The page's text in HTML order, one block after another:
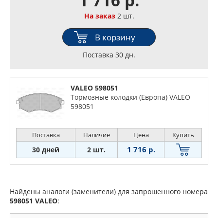
На заказ2 шт.
В корзину
Поставка 30 дн.
VALEO 598051
Тормозные колодки (Европа) VALEO
598051
Поставка Наличие Цена Купить
30 дней 2 шт. 1 716 р.
Найдены аналоги (заменители) для запрошенного номера
598051 VALEO: